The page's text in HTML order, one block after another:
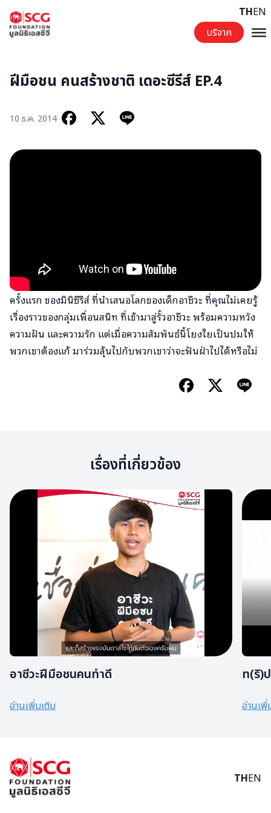
บริจาค
THEN
ฝีมือชน คนสร้างชาติ เดอะซีรีส์ EP.4
10 ธ.ค. 2014
ครั้งแรก ของมินิซีรีส์ ที่นำเสนอโลกของเด็กอาชีวะ ที่คุณไม่เคยรู้
เรื่องราวของกลุ่มเพื่อนสนิท ที่เข้ามาสู่รั้วอาชีวะ พร้อมความหวัง
ความฝัน และความรัก แต่เมื่อความสัมพันธ์นี้โยงใยเป็นปมให้
พวก­­เขาต้องแก้ มาร่วมลุ้นไปกับพวกเขาว่าจะฟันฝ่าไปได้หรื­­อไม่
เรื่องที่เกี่ยวข้อง
อาชีวะฝีมือชนคนทำดี
อ่านเพิ่มเติม
ท(ริ)
อ่านเพิ่
THEN